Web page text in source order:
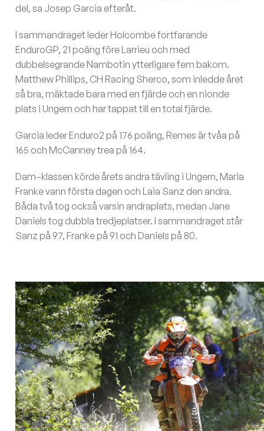
del, sa Josep Garcia efteråt.
I sammandraget leder Holcombe fortfarande
EnduroGP, 21 poäng före Larrieu och med
dubbelsegrande Nambotin ytterligare fem bakom.
Matthew Phillips, CH Racing Sherco, som inledde året
så bra, mäktade bara med en fjärde och en nionde
plats i Ungern och har tappat till en total fjärde.
Garcia leder Enduro2 på 176 poäng, Remes är tvåa på
165 och McCanney trea på 164.
Dam–klassen körde årets andra tävling i Ungern, Maria
Franke vann första dagen och Laia Sanz den andra.
Båda två tog också varsin andraplats, medan Jane
Daniels tog dubbla tredjeplatser. I sammandraget står
Sanz på 97, Franke på 91 och Daniels på 80.